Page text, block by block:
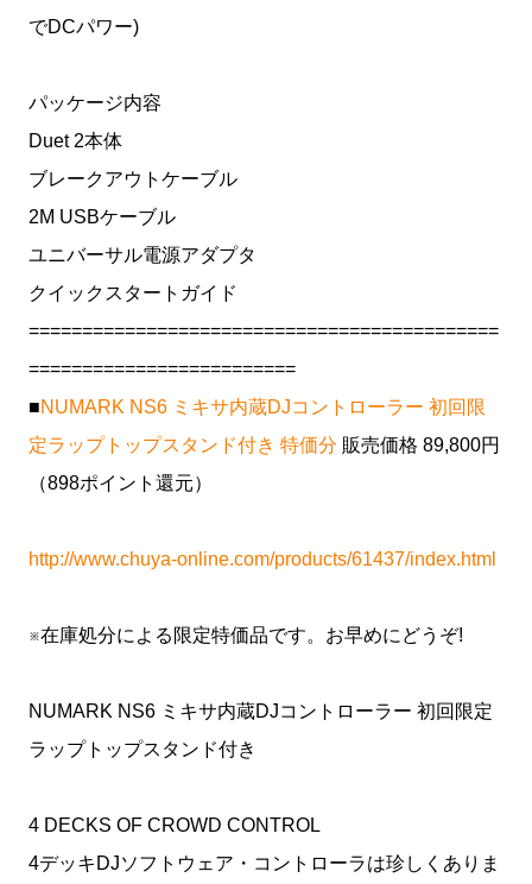
でDCパワー)
パッケージ内容
Duet 2本体
ブレークアウトケーブル
2M USBケーブル
ユニバーサル電源アダプタ
クイックスタートガイド
============================================
=========================
■NUMARK NS6 ミキサ内蔵DJコントローラー 初回限
定ラップトップスタンド付き 特価分 販売価格 89,800円
（898ポイント還元）
http://www.chuya-online.com/products/61437/index.html
※在庫処分による限定特価品です。お早めにどうぞ!
NUMARK NS6 ミキサ内蔵DJコントローラー 初回限定
ラップトップスタンド付き
4 DECKS OF CROWD CONTROL
4デッキDJソフトウェア・コントローラは珍しくありま